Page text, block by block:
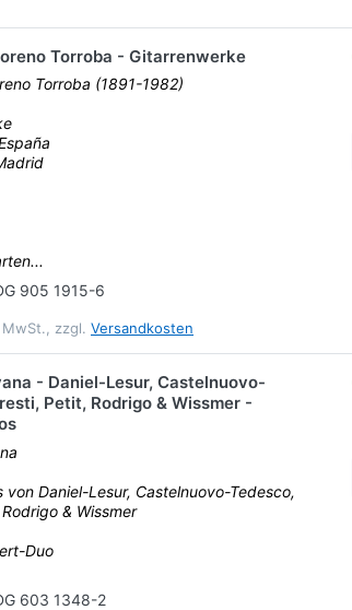
Torroba - Gitarrenwerke
Torroba (1891-1982)
905 1915-6
zzgl. Versandkosten
- Daniel-Lesur, Castelnuovo-
Petit, Rodrigo & Wissmer -
von Daniel-Lesur, Castelnuovo-Tedesco,
& Wissmer
Duo
603 1348-2